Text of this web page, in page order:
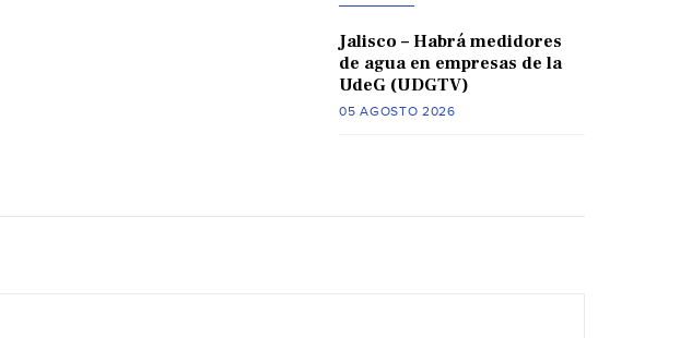
Jalisco – Habrá medidores
de agua en empresas de la
UdeG (UDGTV)
05 AGOSTO 2026